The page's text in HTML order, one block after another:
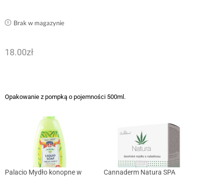
Brak w magazynie
18.00zł
Opakowanie z pompką o pojemności 500ml.
Palacio Mydło konopne w
Cannaderm Natura SPA